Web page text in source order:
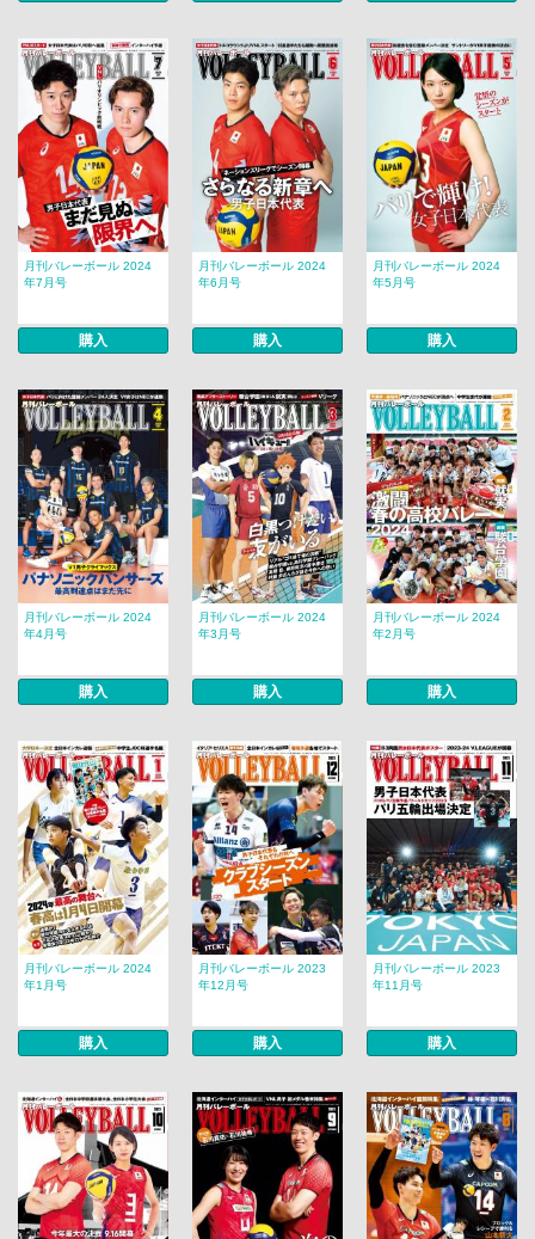
月刊バレーボール 2024
年7月号
購入
月刊バレーボール 2024
年6月号
購入
月刊バレーボール 2024
年5月号
購入
月刊バレーボール 2024
年4月号
購入
月刊バレーボール 2024
年3月号
購入
月刊バレーボール 2024
年2月号
購入
月刊バレーボール 2024
年1月号
購入
月刊バレーボール 2023
年12月号
購入
月刊バレーボール 2023
年11月号
購入